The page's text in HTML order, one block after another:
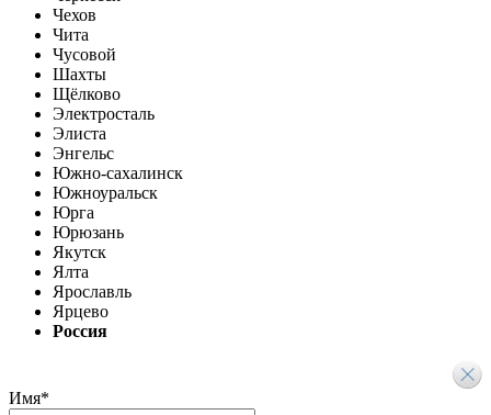
Чехов
Чита
Чусовой
Шахты
Щёлково
Электросталь
Элиста
Энгельс
Южно-сахалинск
Южноуральск
Юрга
Юрюзань
Якутск
Ялта
Ярославль
Ярцево
Россия
Имя*